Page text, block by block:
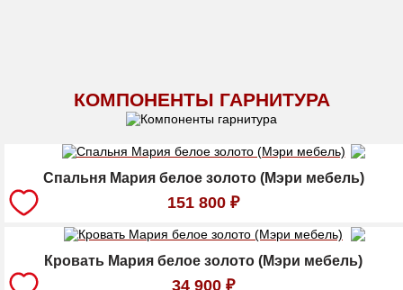
КОМПОНЕНТЫ ГАРНИТУРА
Спальня Мария белое золото (Мэри мебель)
151 800 ₽
Кровать Мария белое золото (Мэри мебель)
34 900 ₽